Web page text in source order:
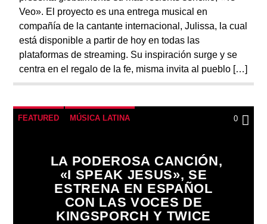
Veo». El proyecto es una entrega musical en
compañía de la cantante internacional, Julissa, la cual
está disponible a partir de hoy en todas las
plataformas de streaming. Su inspiración surge y se
centra en el regalo de la fe, misma invita al pueblo […]
FEATURED MÚSICA LATINA 0
LA PODEROSA CANCIÓN,
«I SPEAK JESUS», SE
ESTRENA EN ESPAÑOL
CON LAS VOCES DE
KINGSPORCH Y TWICE